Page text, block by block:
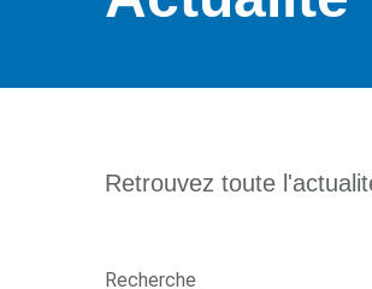
Retrouvez toute
Recherche